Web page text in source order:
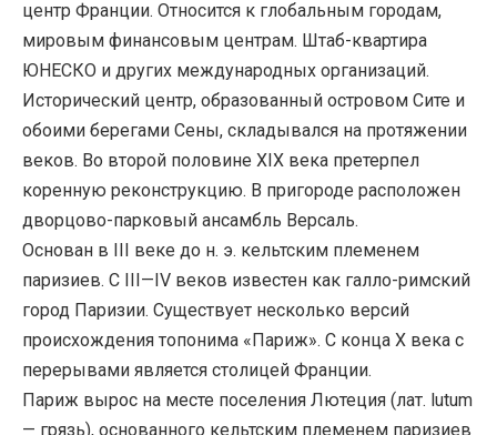
центр Франции. Относится к глобальным городам,
мировым финансовым центрам. Штаб-квартира
ЮНЕСКО и других международных организаций.
Исторический центр, образованный островом Сите и
обоими берегами Сены, складывался на протяжении
веков. Во второй половине XIX века претерпел
коренную реконструкцию. В пригороде расположен
дворцово-парковый ансамбль Версаль.
Основан в III веке до н. э. кельтским племенем
паризиев. С III—IV веков известен как галло-римский
город Паризии. Существует несколько версий
происхождения топонима «Париж». С конца X века с
перерывами является столицей Франции.
Париж вырос на месте поселения Лютеция (лат. lutum
— грязь), основанного кельтским племенем паризиев